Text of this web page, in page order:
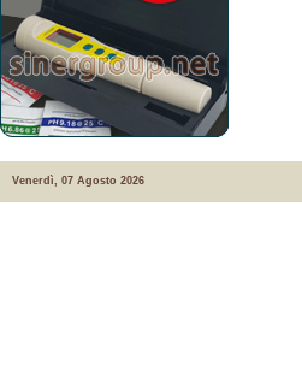
Venerdì, 07 Agosto 2026